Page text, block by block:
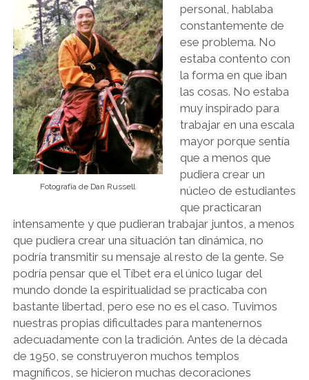
Fotografía de Dan Russell
personal, hablaba
constantemente de
ese problema. No
estaba contento con
la forma en que iban
las cosas. No estaba
muy inspirado para
trabajar en una escala
mayor porque sentía
que a menos que
pudiera crear un
núcleo de estudiantes
que practicaran
intensamente y que pudieran trabajar juntos, a menos
que pudiera crear una situación tan dinámica, no
podría transmitir su mensaje al resto de la gente. Se
podría pensar que el Tíbet era el único lugar del
mundo donde la espiritualidad se practicaba con
bastante libertad, pero ese no es el caso. Tuvimos
nuestras propias dificultades para mantenernos
adecuadamente con la tradición. Antes de la década
de 1950, se construyeron muchos templos
magníficos, se hicieron muchas decoraciones